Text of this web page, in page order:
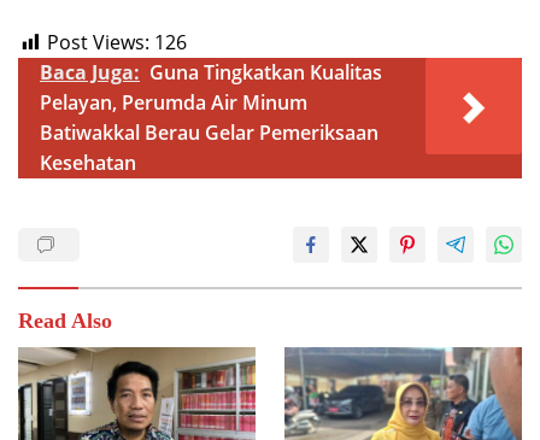
Post Views: 126
Baca Juga: Guna Tingkatkan Kualitas
Pelayan, Perumda Air Minum
Batiwakkal Berau Gelar Pemeriksaan
Kesehatan
Read Also